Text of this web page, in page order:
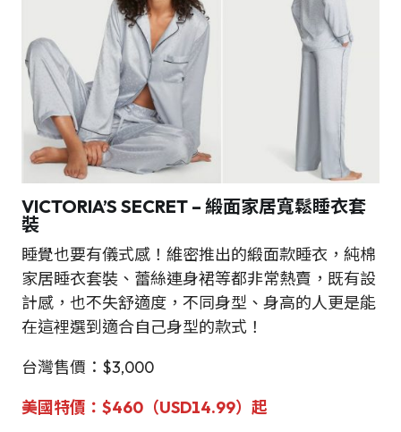
VICTORIA’S SECRET – 緞面家居寬鬆睡衣套
裝
睡覺也要有儀式感！維密推出的緞面款睡衣，純棉
家居睡衣套裝、蕾絲連身裙等都非常熱賣，既有設
計感，也不失舒適度，不同身型、身高的人更是能
在這裡選到適合自己身型的款式！
台灣售價：$3,000
美國特價：$460（USD14.99）起